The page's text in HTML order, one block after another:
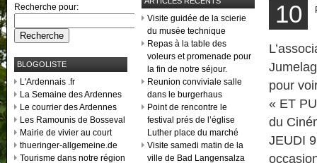
Recherche pour:
BLOGOLISTE
L'Ardennais .fr
La Semaine des Ardennes
Le courrier des Ardennes
Les Ramounis de Bosseval
Mairie de vivier au court
thueringer-allgemeine.de
Tourisme dans notre région
Visite guidée de la scierie
du musée technique
Repas à la table des
voleurs et promenade pour
la fin de notre séjour.
Reunion conviviale salle
dans le burgerhaus
Point de rencontre le
festival prés de l’église
Luther place du marché
Visite samedi matin de la
ville de Bad Langensalza
10
pour
« ET
du
JEUDI